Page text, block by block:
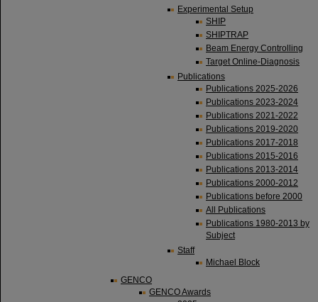
Experimental Setup
SHIP
SHIPTRAP
Beam Energy Controlling
Target Online-Diagnosis
Publications
Publications 2025-2026
Publications 2023-2024
Publications 2021-2022
Publications 2019-2020
Publications 2017-2018
Publications 2015-2016
Publications 2013-2014
Publications 2000-2012
Publications before 2000
All Publications
Publications 1980-2013 by
Subject
Staff
Michael Block
GENCO
GENCO Awards